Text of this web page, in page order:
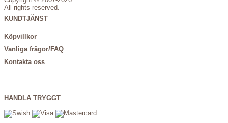
All rights reserved.
KUNDTJÄNST
Köpvillkor
Vanliga frågor/FAQ
Kontakta oss
HANDLA TRYGGT